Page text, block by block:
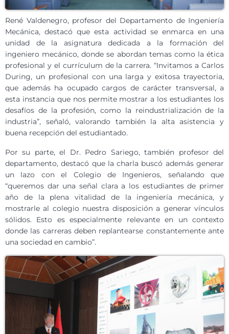
René Valdenegro, profesor del Departamento de Ingeniería
Mecánica, destacó que esta actividad se enmarca en una
unidad de la asignatura dedicada a la formación del
ingeniero mecánico, donde se abordan temas como la ética
profesional y el currículum de la carrera. “Invitamos a Carlos
During, un profesional con una larga y exitosa trayectoria,
que además ha ocupado cargos de carácter transversal, a
esta instancia que nos permite mostrar a los estudiantes los
desafíos de la profesión, como la reindustrialización de la
industria”, señaló, valorando también la alta asistencia y
buena recepción del estudiantado.
Por su parte, el Dr. Pedro Sariego, también profesor del
departamento, destacó que la charla buscó además generar
un lazo con el Colegio de Ingenieros, señalando que
“queremos dar una señal clara a los estudiantes de primer
año de la plena vitalidad de la ingeniería mecánica, y
mostrarle al colegio nuestra disposición a generar vínculos
sólidos. Esto es especialmente relevante en un contexto
donde las carreras deben replantearse constantemente ante
una sociedad en cambio”.